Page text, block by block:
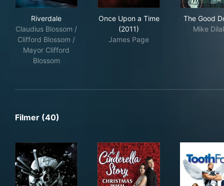
Riverdale
Claudius Blossom /
Clifford Blossom /
Mayor Clifford
Blossom
Once Upon a Time
(2011)
James Page
The Good
Mike
Filmer (40)